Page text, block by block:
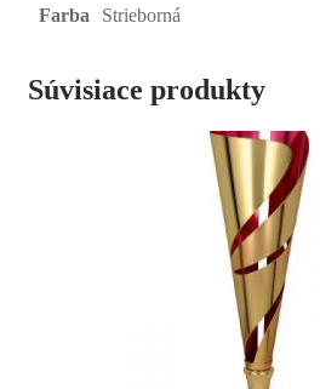
Farba Strieborná
Súvisiace produkty